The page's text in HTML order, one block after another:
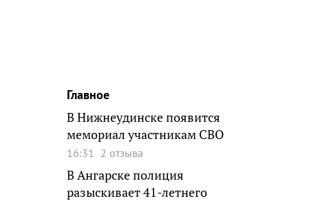
Главное
В Нижнеудинске появится
мемориал участникам СВО
16:31 2 отзыва
В Ангарске полиция
разыскивает 41-летнего